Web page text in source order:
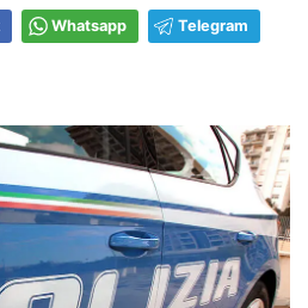
Whatsapp Telegram